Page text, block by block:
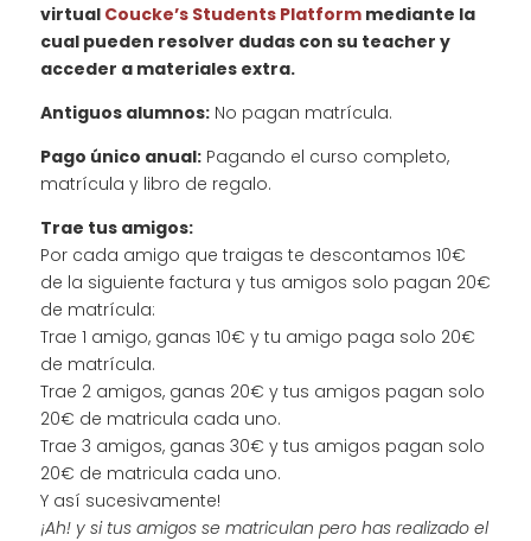
virtual Coucke’s Students Platformmediante la
cual pueden resolver dudas con su teacher y
acceder a materiales extra.
Antiguos alumnos:No pagan matrícula.
Pago único anual:Pagando el curso completo,
matrícula y libro de regalo.
Trae tus amigos:
Por cada amigo que traigas te descontamos 10€
de la siguiente factura y tus amigos solo pagan 20€
de matrícula:
Trae 1 amigo, ganas 10€ y tu amigo paga solo 20€
de matrícula.
Trae 2 amigos, ganas 20€ y tus amigos pagan solo
20€ de matricula cada uno.
Trae 3 amigos, ganas 30€ y tus amigos pagan solo
20€ de matricula cada uno.
Y así sucesivamente!
¡Ah! y si tus amigos se matriculan pero has realizado el